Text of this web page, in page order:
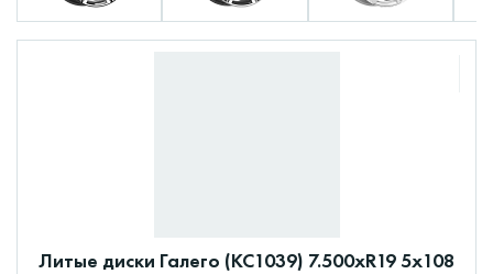
Литые диски Галего (КС1039) 7.500xR19 5x108